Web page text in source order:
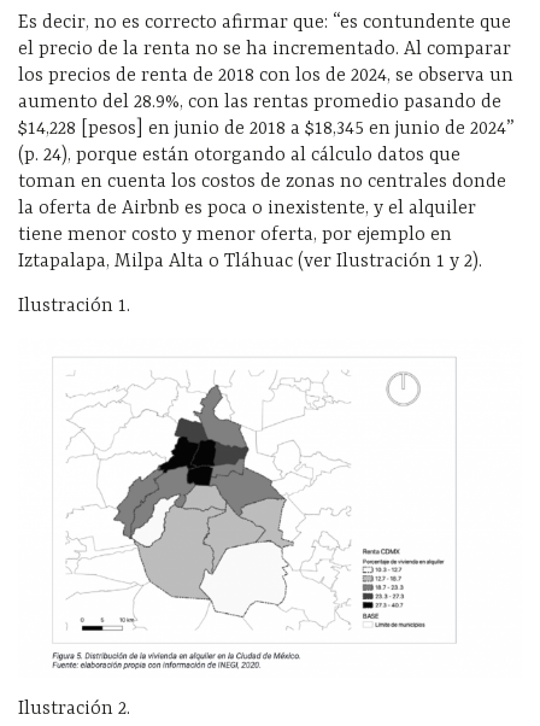
Es decir, no es correcto afirmar que: “es contundente que
el precio de la renta no se ha incrementado. Al comparar
los precios de renta de 2018 con los de 2024, se observa un
aumento del 28.9%, con las rentas promedio pasando de
$14,228 [pesos] en junio de 2018 a $18,345 en junio de 2024”
(p. 24), porque están otorgando al cálculo datos que
toman en cuenta los costos de zonas no centrales donde
la oferta de Airbnb es poca o inexistente, y el alquiler
tiene menor costo y menor oferta, por ejemplo en
Iztapalapa, Milpa Alta o Tláhuac (ver Ilustración 1 y 2).
Ilustración 1.
Ilustración 2.